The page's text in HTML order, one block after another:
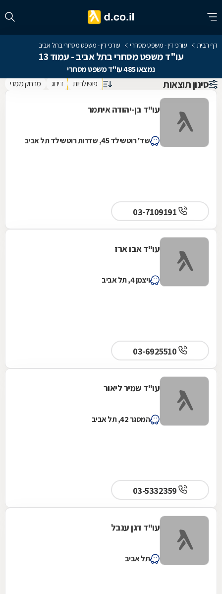
דף הבית עורכי דין - משפט מסחרי עורכי דין - משפט מסחרי בתל אביב
עו"ד משפט מסחרי בתל אביב - עמוד 13
נמצאו 485 עו"ד משפט מסחרי
סינון תוצאות פופולריות דירוג מרחק ממני
עו"ד בן-יהודה איתמר
שד' רוטשילד 45, שדרות רוטשילד תל אביב
עו"ד אבו ארז
ויצמן 4, תל אביב
עו"ד שמיר ליאור
המסגר 42, תל אביב
03-5332359
עו"ד דגן ענבל
תל אביב